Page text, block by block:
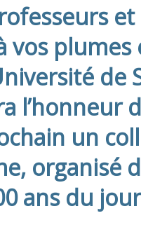
vos plumes
de
l’honneur
un
organisé
ans du